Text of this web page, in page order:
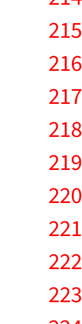
215
216
217
218
219
220
221
222
223